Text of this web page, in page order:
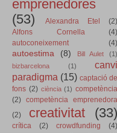
emprenedores
(53)
Alexandra Etel
(2)
Alfons Cornella
(4)
autoconeixement
(4)
autoestima (8) Bill Aulet
(1)
bizbarcelona
(1)
canvi
paradigma (15) captació de
fons (2) ciència (1) competència
(2) competència emprenedora
(2)
creativitat (33)
crítica (2) crowdfunding (4)